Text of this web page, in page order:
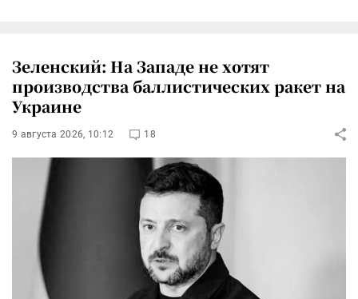
Зеленский: На Западе не хотят
производства баллистических ракет на
Украине
9 августа 2026, 10:12 18